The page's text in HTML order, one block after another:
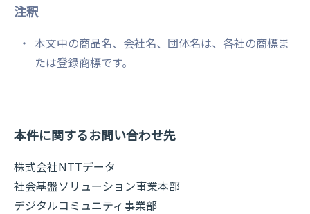
注釈
本文中の商品名、会社名、団体名は、各社の商標ま
たは登録商標です。
本件に関するお問い合わせ先
株式会社NTTデータ
社会基盤ソリューション事業本部
デジタルコミュニティ事業部